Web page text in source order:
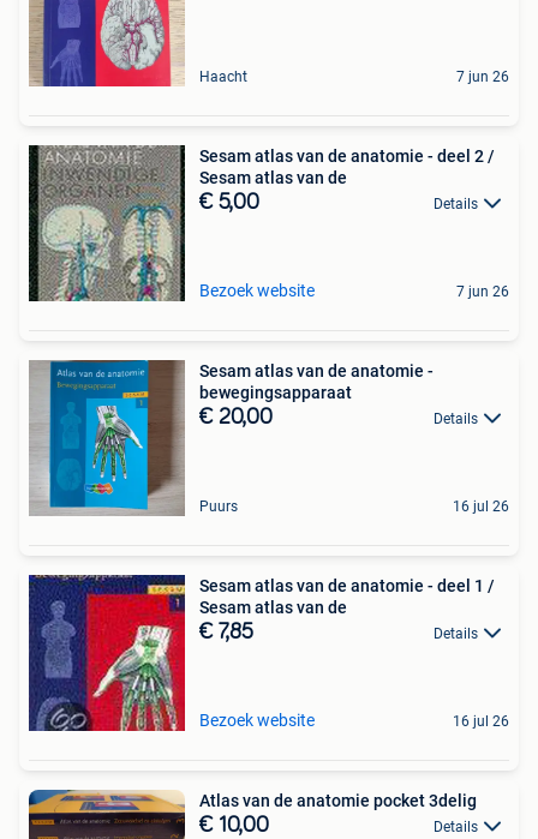
Haacht 7 jun 26
Sesam atlas van de anatomie - deel 2 /
Sesam atlas van de
€ 5,00 Details
Bezoek website 7 jun 26
Sesam atlas van de anatomie -
bewegingsapparaat
€ 20,00 Details
Puurs 16 jul 26
Sesam atlas van de anatomie - deel 1 /
Sesam atlas van de
€ 7,85 Details
Bezoek website 16 jul 26
Atlas van de anatomie pocket 3delig
€ 10,00 Details